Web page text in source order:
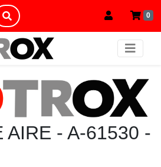
0
AIRE - A-61530 -